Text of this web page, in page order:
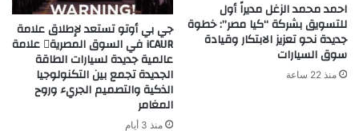
احمد محمد الزغل مديراً أول
للتسويق بشركة “كيا مصر”: خطوة
جديدة نحو تعزيز الابتكار وقيادة
سوق السيارات
منذ 22 ساعة
جي بي أوتو تستعد لإطلاق علامة
iCAUR في السوق المصرية علامة
عالمية جديدة لسيارات الطاقة
الجديدة تجمع بين التكنولوجيا
الذكية والتصميم الجريء وروح
المغامر
منذ 3 أيام